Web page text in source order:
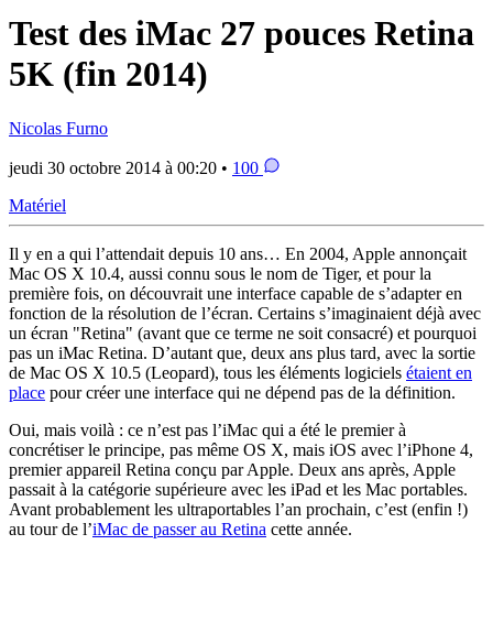
Test des iMac 27 pouces Retina
5K (fin 2014)
Nicolas Furno
jeudi 30 octobre 2014 à 00:20 • 100
Matériel
Il y en a qui l’attendait depuis 10 ans… En 2004, Apple annonçait
Mac OS X 10.4, aussi connu sous le nom de Tiger, et pour la
première fois, on découvrait une interface capable de s’adapter en
fonction de la résolution de l’écran. Certains s’imaginaient déjà avec
un écran "Retina" (avant que ce terme ne soit consacré) et pourquoi
pas un iMac Retina. D’autant que, deux ans plus tard, avec la sortie
de Mac OS X 10.5 (Leopard), tous les éléments logiciels étaient en
place pour créer une interface qui ne dépend pas de la définition.
Oui, mais voilà : ce n’est pas l’iMac qui a été le premier à
concrétiser le principe, pas même OS X, mais iOS avec l’iPhone 4,
premier appareil Retina conçu par Apple. Deux ans après, Apple
passait à la catégorie supérieure avec les iPad et les Mac portables.
Avant probablement les ultraportables l’an prochain, c’est (enfin !)
au tour de l’iMac de passer au Retina cette année.